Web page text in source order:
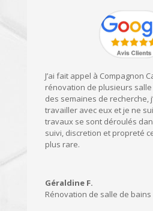
J’ai fait appel à Compagnon
rénovation de plusieurs
des semaines de recherche,
travailler avec eux et je ne
travaux se sont déroulés
suivi, discretion et propreté
plus rare.
Géraldine F.
Rénovation de salle de bains